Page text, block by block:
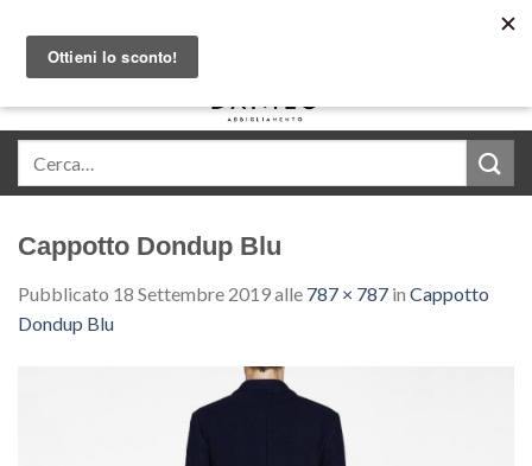
content
Cappotto Dondup Blu
Pubblicato 18 Settembre 2019alle 787 × 787 in Cappotto
Dondup Blu